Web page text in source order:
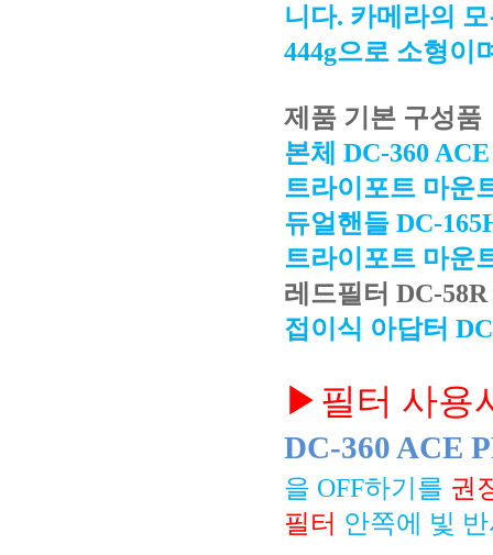
니다. 카메라의
444g으로 소형이
제품 기본 구성품
본체 DC-360
트라이포트 마운
듀얼핸들 DC-
트라이포트 마운
레드필터 DC-58R
접이식 아답터
▶필터 사용
DC-360 ACE
을 OFF하기를 권
필터 안쪽에 빛